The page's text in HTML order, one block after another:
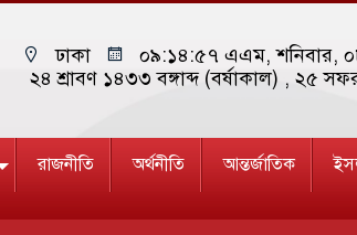
ঢাকা ০৯:১৪:৫৮ এএম, শনিবার,
২৪ শ্রাবণ ১৪৩৩ বঙ্গাব্দ (বর্ষাকাল) , ২৫
রাজনীতি অর্থনীতি আন্তর্জাতিক